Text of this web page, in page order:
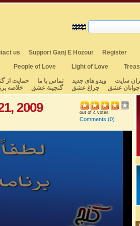
us Support Ganj E Hozour
Register
People of Love Light of Love
سایت ویدو های جدید تماس با ما حمایت از
جوانان عشق چراغ عشق گنجینهٔ عشق خلاصه
2009 out of 4 votes
Comments (0)